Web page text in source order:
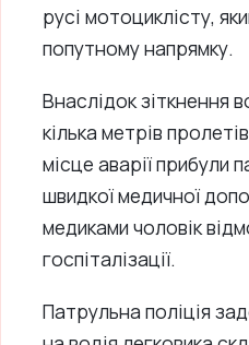
русі мотоциклісту,
попутному напрямку.
Внаслідок зіткнення
кілька метрів
місце аварії прибули
швидкої медичної
медиками чоловік
госпіталізації.
Патрульна поліція